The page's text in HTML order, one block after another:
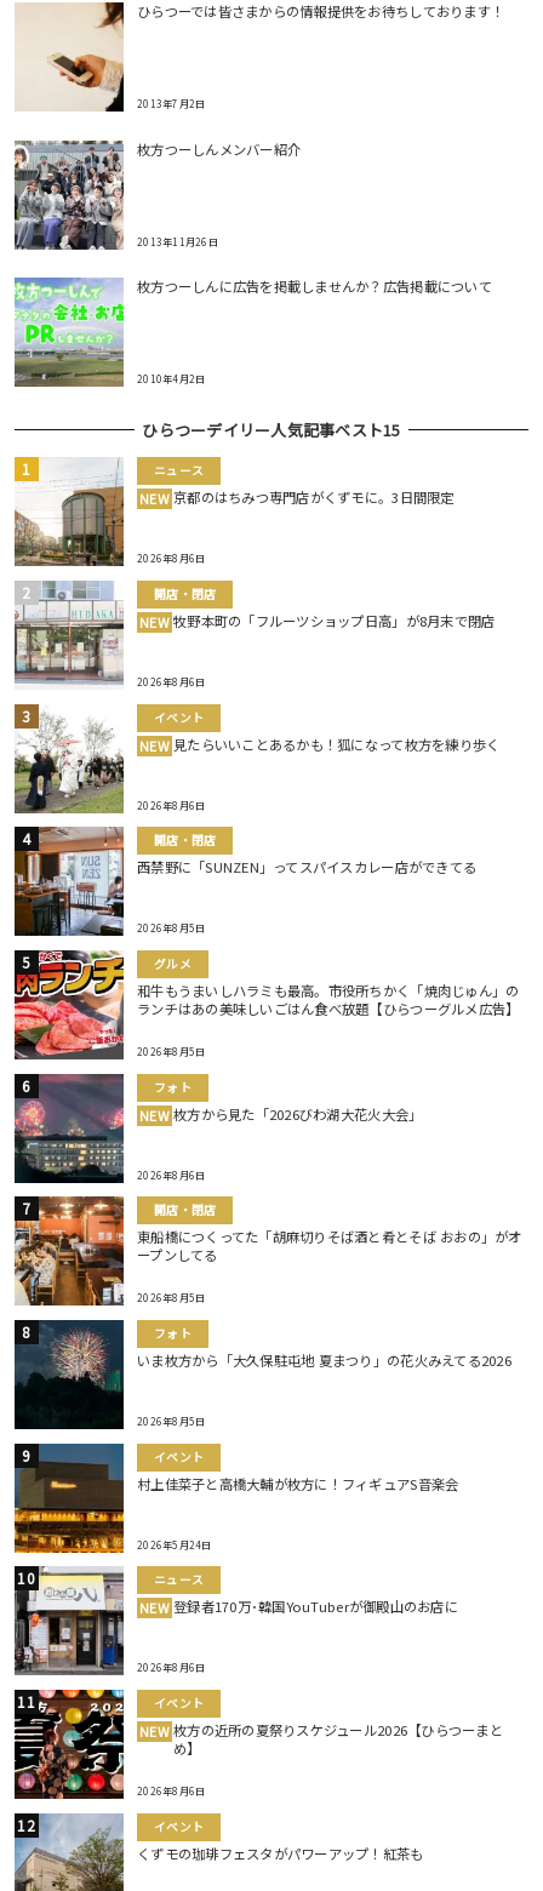
ひらつーでは皆さまからの情報提供をお待ちしております！
2013年7月2日
枚方つーしんメンバー紹介
2013年11月26日
枚方つーしんに広告を掲載しませんか？広告掲載について
2010年4月2日
ひらつーデイリー人気記事ベスト15
ニュース
NEW 京都のはちみつ専門店がくずモに。3日間限定
2026年8月6日
開店・閉店
NEW 牧野本町の「フルーツショップ日高」が8月末で閉店
2026年8月6日
イベント
NEW 見たらいいことあるかも！狐になって枚方を練り歩く
2026年8月6日
開店・閉店
西禁野に「SUNZEN」ってスパイスカレー店ができてる
2026年8月5日
グルメ
和牛もうまいしハラミも最高。市役所ちかく「焼肉じゅん」の
ランチはあの美味しいごはん食べ放題【ひらつーグルメ広告】
2026年8月5日
フォト
NEW 枚方から見た「2026びわ湖大花火大会」
2026年8月6日
開店・閉店
東船橋につくってた「胡麻切りそば酒と肴とそば おおの」がオ
ープンしてる
2026年8月5日
フォト
いま枚方から「大久保駐屯地 夏まつり」の花火みえてる2026
2026年8月5日
イベント
村上佳菜子と高橋大輔が枚方に！フィギュアS音楽会
2026年5月24日
ニュース
NEW 登録者170万･韓国YouTuberが御殿山のお店に
2026年8月6日
イベント
NEW 枚方の近所の夏祭りスケジュール2026【ひらつーまと
め】
2026年8月6日
イベント
くずモの珈琲フェスタがパワーアップ！紅茶も